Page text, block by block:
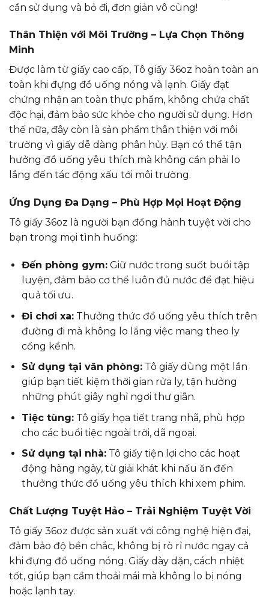
cần sử dụng và bỏ đi, đơn giản vô cùng!
Thân Thiện với Môi Trường – Lựa Chọn Thông
Minh
Được làm từ giấy cao cấp, Tô giấy 36oz hoàn toàn an
toàn khi đựng đồ uống nóng và lạnh. Giấy đạt
chứng nhận an toàn thực phẩm, không chứa chất
độc hại, đảm bảo sức khỏe cho người sử dụng. Hơn
thế nữa, đây còn là sản phẩm thân thiện với môi
trường vì giấy dễ dàng phân hủy. Bạn có thể tận
hưởng đồ uống yêu thích mà không cần phải lo
lắng đến tác động xấu tới môi trường.
Ứng Dụng Đa Dạng – Phù Hợp Mọi Hoạt Động
Tô giấy 36oz là người bạn đồng hành tuyệt vời cho
bạn trong mọi tình huống:
Đến phòng gym:Giữ nước trong suốt buổi tập
luyện, đảm bảo cơ thể luôn đủ nước để đạt hiệu
quả tối ưu.
Đi chơi xa:Thưởng thức đồ uống yêu thích trên
đường đi mà không lo lắng việc mang theo ly
cồng kềnh.
Sử dụng tại văn phòng:Tô giấy dùng một lần
giúp bạn tiết kiệm thời gian rửa ly, tận hưởng
những phút giây nghỉ ngơi thư giãn.
Tiệc tùng:Tô giấy họa tiết trang nhã, phù hợp
cho các buổi tiệc ngoài trời, dã ngoại.
Sử dụng tại nhà:Tô giấy tiện lợi cho các hoạt
động hàng ngày, từ giải khát khi nấu ăn đến
thưởng thức đồ uống yêu thích khi xem phim.
Chất Lượng Tuyệt Hảo – Trải Nghiệm Tuyệt Vời
Tô giấy 36oz được sản xuất với công nghệ hiện đại,
đảm bảo độ bền chắc, không bị rò rỉ nước ngay cả
khi đựng đồ uống nóng. Giấy dày dặn, cách nhiệt
tốt, giúp bạn cầm thoải mái mà không lo bị nóng
hoặc lạnh tay.